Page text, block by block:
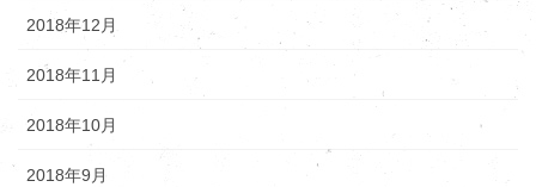
2018年12月
2018年11月
2018年10月
2018年9月